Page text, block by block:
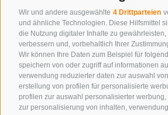
Wir und andere ausgewählte 4 Drittparteien
und ähnliche Technologien. Diese Hilfsmittel
die Nutzung digitaler Inhalte zu
verbessern und, vorbehaltlich Ihrer
Wir können Ihre Daten zum Beispiel für
speichern von oder zugriff auf informationen
verwendung reduzierter daten zur auswahl
erstellung von profilen für personalisierte
profilen zur auswahl personalisierter
zur personalisierung von inhalten,